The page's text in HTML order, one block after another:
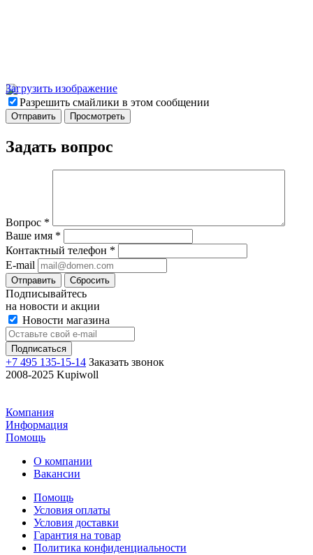
Загрузить изображение
Разрешить смайлики в этом сообщении
Задать вопрос
Вопрос *
Ваше имя *
Контактный телефон *
E-mail
Отправить Сбросить
Подписывайтесь
на новости и акции
Новости магазина
+7 495 135-15-14 Заказать звонок
2008-2025 Kupiwoll
Компания
Информация
Помощь
О компании
Вакансии
Помощь
Условия оплаты
Условия доставки
Гарантия на товар
Политика конфиденциальности